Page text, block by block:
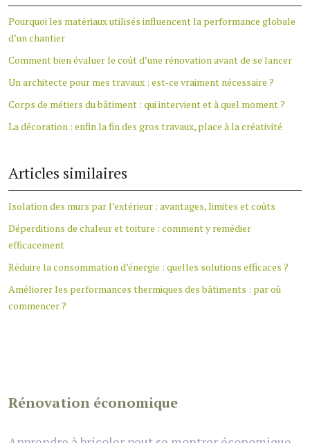
Pourquoi les matériaux utilisés influencent la performance globale
d’un chantier
Comment bien évaluer le coût d’une rénovation avant de se lancer
Un architecte pour mes travaux : est-ce vraiment nécessaire ?
Corps de métiers du bâtiment : qui intervient et à quel moment ?
La décoration : enfin la fin des gros travaux, place à la créativité
Articles similaires
Isolation des murs par l’extérieur : avantages, limites et coûts
Déperditions de chaleur et toiture : comment y remédier
efficacement
Réduire la consommation d’énergie : quelles solutions efficaces ?
Améliorer les performances thermiques des bâtiments : par où
commencer ?
Rénovation économique